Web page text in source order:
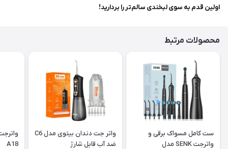
اولین قدم به سوی لبخندی سالم‌تر را بردارید!
محصولات مرتبط
ست کامل مسواک برقی و
واترجت SENK مدل
واتر جت دندان بیتوی مدل C6
ضد آب قابل شارژ
A18